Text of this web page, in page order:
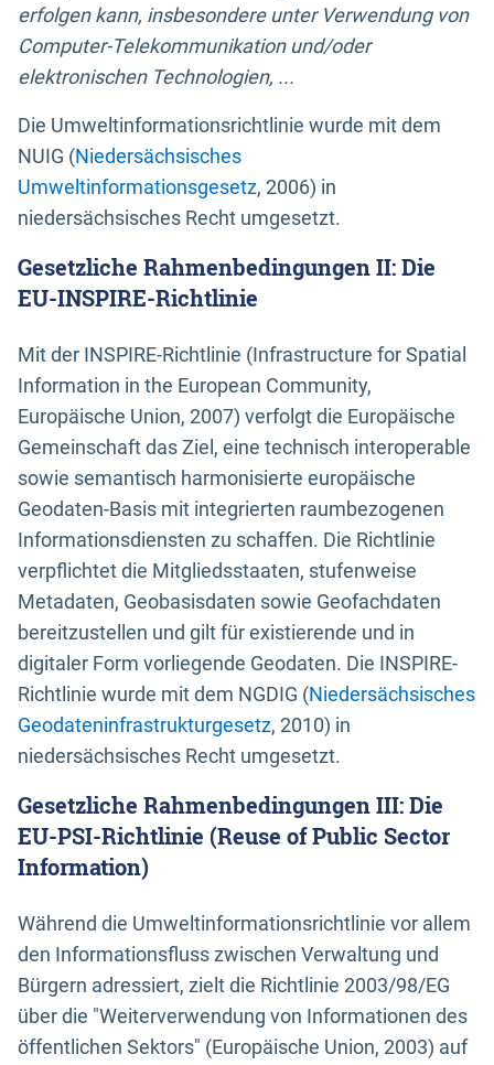
erfolgen kann, insbesondere unter Verwendung von
Computer-Telekommunikation und/oder
elektronischen Technologien, ...
Die Umweltinformationsrichtlinie wurde mit dem
NUIG (Niedersächsisches
Umweltinformationsgesetz, 2006) in
niedersächsisches Recht umgesetzt.
Gesetzliche Rahmenbedingungen II: Die
EU-INSPIRE-Richtlinie
Mit der INSPIRE-Richtlinie (Infrastructure for Spatial
Information in the European Community,
Europäische Union, 2007) verfolgt die Europäische
Gemeinschaft das Ziel, eine technisch interoperable
sowie semantisch harmonisierte europäische
Geodaten-Basis mit integrierten raumbezogenen
Informationsdiensten zu schaffen. Die Richtlinie
verpflichtet die Mitgliedsstaaten, stufenweise
Metadaten, Geobasisdaten sowie Geofachdaten
bereitzustellen und gilt für existierende und in
digitaler Form vorliegende Geodaten. Die INSPIRE-
Richtlinie wurde mit dem NGDIG (Niedersächsisches
Geodateninfrastrukturgesetz, 2010) in
niedersächsisches Recht umgesetzt.
Gesetzliche Rahmenbedingungen III: Die
EU-PSI-Richtlinie (Reuse of Public Sector
Information)
Während die Umweltinformationsrichtlinie vor allem
den Informationsfluss zwischen Verwaltung und
Bürgern adressiert, zielt die Richtlinie 2003/98/EG
über die "Weiterverwendung von Informationen des
öffentlichen Sektors" (Europäische Union, 2003) auf